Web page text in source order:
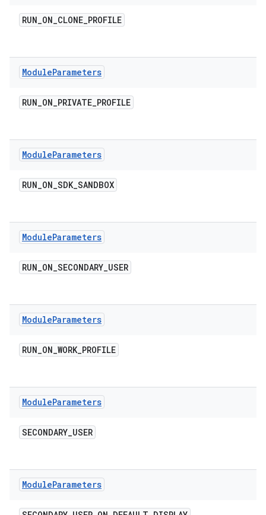
RUN_ON_CLONE_PROFILE
ModuleParameters
RUN_ON_PRIVATE_PROFILE
ModuleParameters
RUN_ON_SDK_SANDBOX
ModuleParameters
RUN_ON_SECONDARY_USER
ModuleParameters
RUN_ON_WORK_PROFILE
ModuleParameters
SECONDARY_USER
ModuleParameters